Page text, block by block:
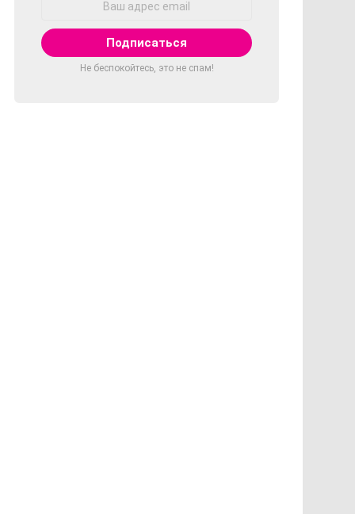
Не беспокойтесь, это не спам!